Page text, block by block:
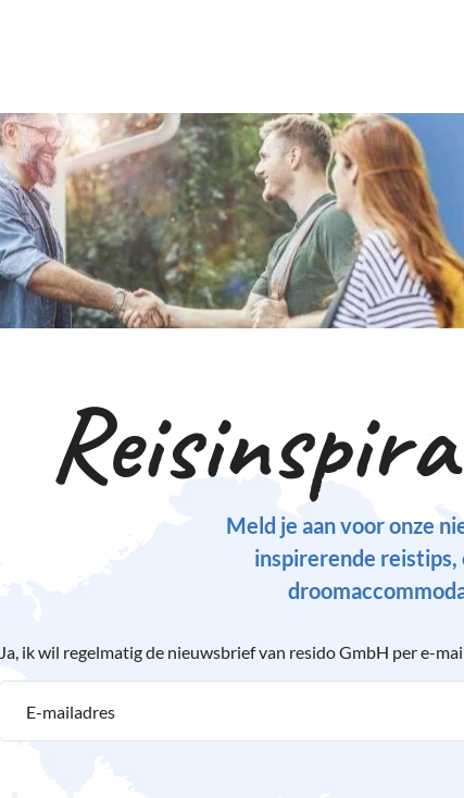
Meld je aan voor onze
inspirerende reistips,
Ja, ik wil regelmatig de nieuwsbrief van resido GmbH per e-